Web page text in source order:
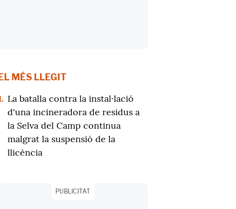
EL MÉS LLEGIT
La batalla contra la instal·lació
d'una incineradora de residus a
la Selva del Camp continua
malgrat la suspensió de la
llicència
PUBLICITAT